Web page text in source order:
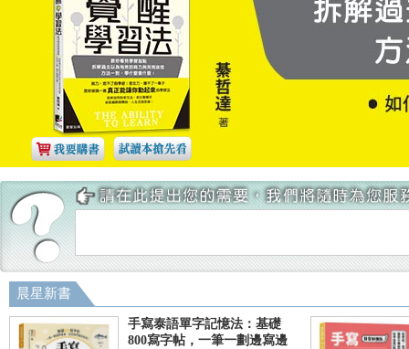
晨星新書
手寫泰語單字記憶法：基礎
800寫字帖，一筆一劃邊寫邊